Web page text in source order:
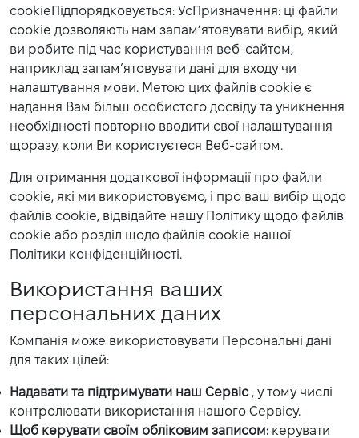
cookieПідпорядковується: УсПризначення: ці файли
cookie дозволяють нам запам’ятовувати вибір, який
ви робите під час користування веб-сайтом,
наприклад запам’ятовувати дані для входу чи
налаштування мови. Метою цих файлів cookie є
надання Вам більш особистого досвіду та уникнення
необхідності повторно вводити свої налаштування
щоразу, коли Ви користуєтеся Веб-сайтом.
Для отримання додаткової інформації про файли
cookie, які ми використовуємо, і про ваш вибір щодо
файлів cookie, відвідайте нашу Політику щодо файлів
cookie або розділ щодо файлів cookie нашої
Політики конфіденційності.
Використання ваших
персональних даних
Компанія може використовувати Персональні дані
для таких цілей:
Надавати та підтримувати наш Сервіс, у тому числі
контролювати використання нашого Сервісу.
Щоб керувати своїм обліковим записом: керувати